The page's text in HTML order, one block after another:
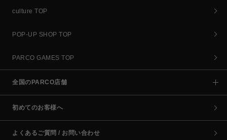
culture TOP
POP-UP SHOP TOP
PARCO GAMES TOP
全国のPARCO店舗
初めてのお客様へ
よくあるご質問 / お問い合わせ